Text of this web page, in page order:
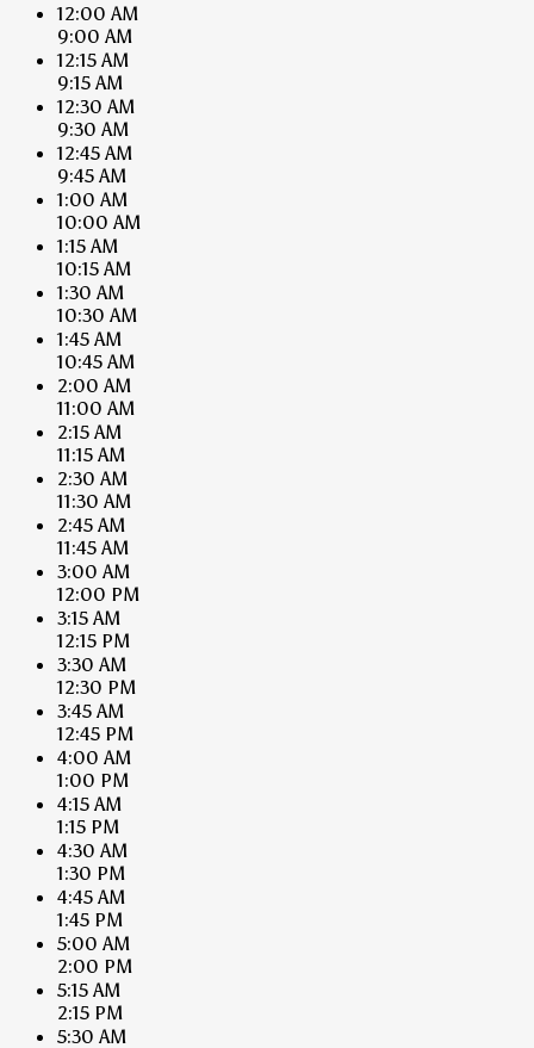
12:00 AM
9:00 AM
12:15 AM
9:15 AM
12:30 AM
9:30 AM
12:45 AM
9:45 AM
1:00 AM
10:00 AM
1:15 AM
10:15 AM
1:30 AM
10:30 AM
1:45 AM
10:45 AM
2:00 AM
11:00 AM
2:15 AM
11:15 AM
2:30 AM
11:30 AM
2:45 AM
11:45 AM
3:00 AM
12:00 PM
3:15 AM
12:15 PM
3:30 AM
12:30 PM
3:45 AM
12:45 PM
4:00 AM
1:00 PM
4:15 AM
1:15 PM
4:30 AM
1:30 PM
4:45 AM
1:45 PM
5:00 AM
2:00 PM
5:15 AM
2:15 PM
5:30 AM